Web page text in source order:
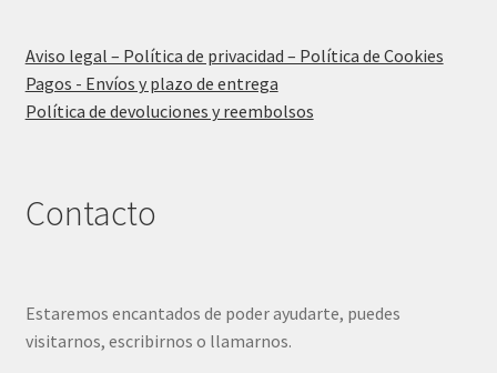
Aviso legal – Política de privacidad – Política de Cookies
Pagos - Envíos y plazo de entrega
Política de devoluciones y reembolsos
Contacto
Estaremos encantados de poder ayudarte, puedes
visitarnos, escribirnos o llamarnos.